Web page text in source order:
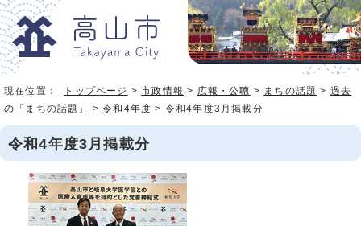
現在位置： トップページ >市政情報 > 広報・公聴 > まちの話題 > 過去
の「まちの話題」
>令和4年度 > 令和4年度3月掲載分
令和4年度3月掲載分